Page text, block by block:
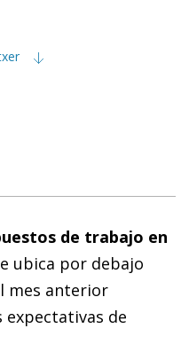
de trabajo en
ubica por debajo
mes anterior
expectativas de